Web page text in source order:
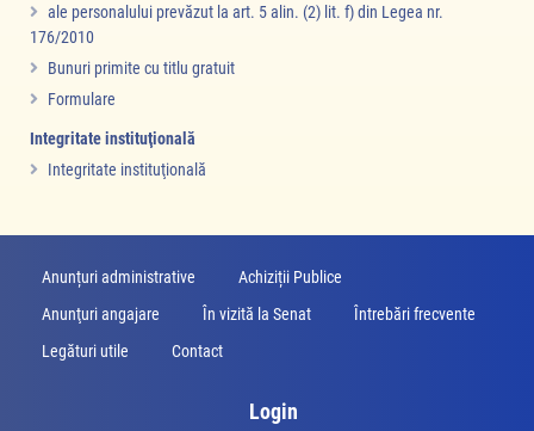
ale personalului prevăzut la art. 5 alin. (2) lit. f) din Legea nr.
176/2010
Bunuri primite cu titlu gratuit
Formulare
Integritate instituţională
Integritate instituţională
Anunțuri administrative
Achiziții Publice
Anunţuri angajare
În vizită la Senat
Întrebări frecvente
Legături utile
Contact
Login